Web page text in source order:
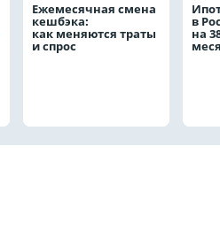
Ежемесячная смена
кешбэка:
как меняются траты
и спрос
в
на